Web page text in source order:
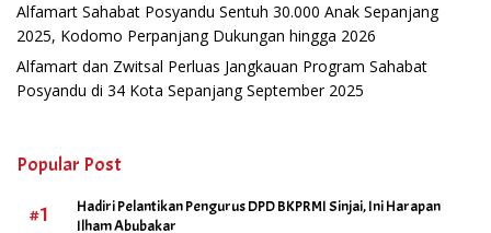
Alfamart Sahabat Posyandu Sentuh 30.000 Anak Sepanjang
2025, Kodomo Perpanjang Dukungan hingga 2026
Alfamart dan Zwitsal Perluas Jangkauan Program Sahabat
Posyandu di 34 Kota Sepanjang September 2025
Popular Post
#1
Hadiri Pelantikan Pengurus DPD BKPRMI Sinjai, Ini Harapan
Ilham Abubakar